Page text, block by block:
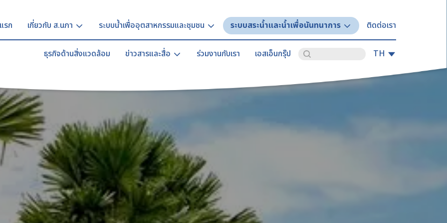
รก เกี่ยวกับ ส.นภา ระบบน้ำเพื่ออุตสาหกรรมและชุมชน ระบบสระน้ำและน้ำเพื่อนันทนาการ ติดต่อเรา
ธุรกิจด้านสิ่งแวดล้อม ข่าวสารและสื่อ ร่วมงานกับเรา เอสเอ็นกรุ๊ป TH